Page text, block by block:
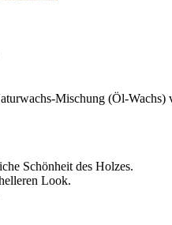
Mischung (Öl-Wachs)
Schönheit des Holzes.
Look.